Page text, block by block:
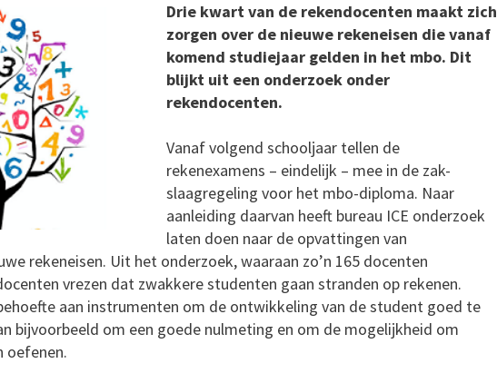
Drie kwart van de rekendocenten maakt zich
zorgen over de nieuwe rekeneisen die vanaf
komend studiejaar gelden in het mbo. Dit
blijkt uit een onderzoek onder
rekendocenten.
Vanaf volgend schooljaar tellen de
rekenexamens – eindelijk – mee in de zak-
slaagregeling voor het mbo-diploma. Naar
aanleiding daarvan heeft bureau ICE onderzoek
laten doen naar de opvattingen van
rekeneisen. Uit het onderzoek, waaraan zo’n 165 docenten
vrezen dat zwakkere studenten gaan stranden op rekenen.
aan instrumenten om de ontwikkeling van de student goed te
bijvoorbeeld om een goede nulmeting en om de mogelijkheid om
oefenen.